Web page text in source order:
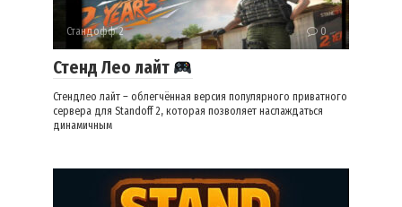
Стандофф 2 0
Стенд Лео лайт
Стендлео лайт – облегчённая версия популярного приватного
сервера для Standoff 2, которая позволяет наслаждаться
динамичным